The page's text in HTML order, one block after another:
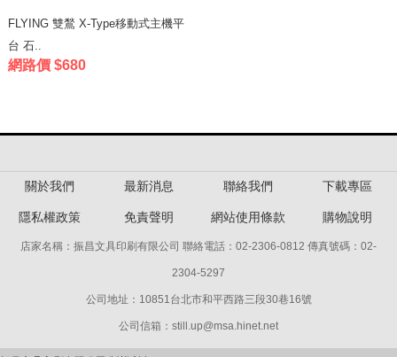
FLYING 雙鶖 X-Type移動式主機平
台 石..
網路價 $680
關於我們 最新消息 聯絡我們 下載專區
隱私權政策 免責聲明 網站使用條款 購物說明
店家名稱：振昌文具印刷有限公司 聯絡電話：02-2306-0812 傳真號碼：02-
2304-5297
公司地址：10851台北市和平西路三段30巷16號
公司信箱：still.up@msa.hinet.net